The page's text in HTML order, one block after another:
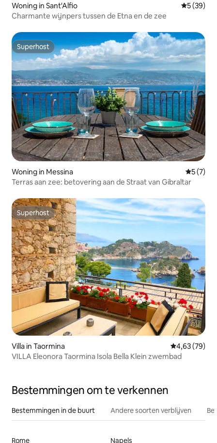
Woning in Sant'Alfio
5 (39)
Charmante wijnpers tussen de Etna en de zee
Superhost
Superhost
Woning in Messina
5 (7)
Terras aan zee: betovering aan de Straat van Gibraltar
Superhost
Superhost
Villa in Taormina Gemiddelde
4,63 (79)
VILLA Eleonora Taormina Isola Bella Klein zwembad
Bestemmingen om te verkennen
Bestemmingen in de buurt Andere soorten verblijven
Rome Napels